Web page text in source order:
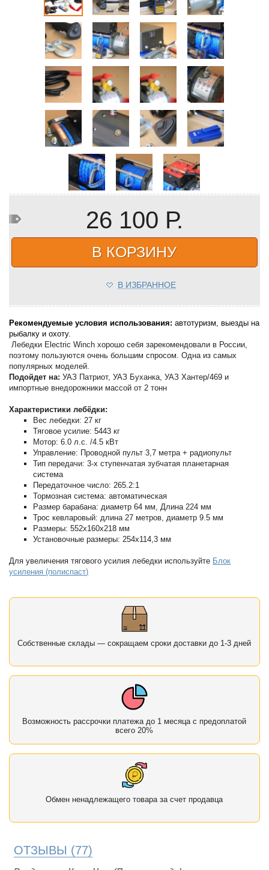
26 100 Р.
В КОРЗИНУ
В ИЗБРАННОЕ
Рекомендуемые условия использования:автотуризм, выезды на
рыбалку и охоту.
Лебедки Electric Winch хорошо себя зарекомендовали в России,
поэтому пользуются очень большим спросом. Одна из самых
популярных моделей.
Подойдет на:УАЗ Патриот, УАЗ Буханка, УАЗ Хантер/469 и
импортные внедорожники массой от 2 тонн
Характеристики лебёдки:
Вес лебедки: 27 кг
Тяговое усилие: 5443 кг
Мотор: 6.0 л.с. /4.5 кВт
Управлениe: Проводной пульт 3,7 метра + радиопульт
Тип передачи: 3-х ступенчатая зубчатая планетарная
система
Передаточное число: 265.2:1
Тормозная система: автоматическая
Размер барабана: диаметр 64 мм, Длина 224 мм
Трос кевларовый: длина 27 метров, диаметр 9.5 мм
Размеры: 552x160x218 мм
Установочные размеры: 254x114,3 мм
Для увеличения тягового усилия лебедки используйте Блок
усиления (полиспаст)
Собственные склады — сокращаем сроки доставки до 1-3 дней
Возможность рассрочки платежа до 1 месяца с предоплатой
всего 20%
Обмен ненадлежащего товара за счет продавца
ОТЗЫВЫ (77)